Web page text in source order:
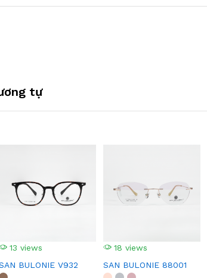
tự
13 views
BULONIE V932
18 views
SAN BULONIE 88001